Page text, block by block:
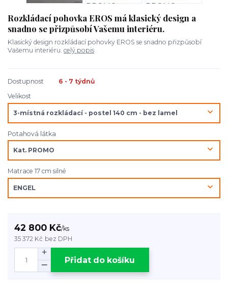
Rozkládací pohovka EROS má klasický design a
snadno se přizpůsobí Vašemu interiéru.
Klasický design rozkládací pohovky EROS se snadno přizpůsobí
Vašemu interiéru. celý popis
Dostupnost
6 - 7 týdnů
Velikost
Potahová látka
Matrace 17 cm silné
42 800 Kč/ks
35 372 Kč bez DPH
Přidat do košíku